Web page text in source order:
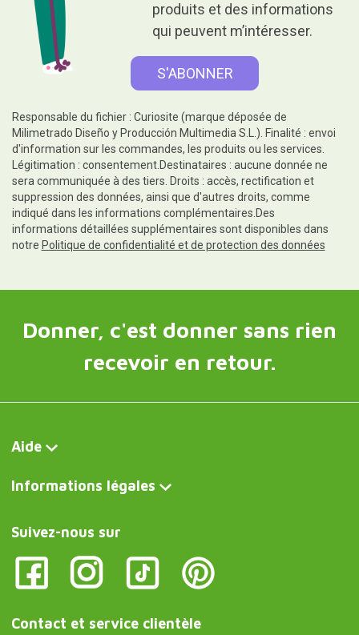
produits et des informations
qui peuvent m’intéresser.
Responsable du fichier : Curiosite (marque déposée de
Milimetrado Diseño y Producción Multimedia S.L.). Finalité : envoi
d'information sur les commandes, les produits ou les services.
Légitimation : consentement.Destinataires : aucune donnée ne
sera communiquée à des tiers. Droits : accès, rectification et
suppression des données, ainsi que d'autres droits, comme
indiqué dans les informations complémentaires.Des
informations détaillées supplémentaires sont disponibles dans
notre Politique de confidentialité et de protection des données
Donner, c'est donner sans rien
recevoir en retour.
Aide
Informations légales
Suivez-nous sur
Contact et service clientèle